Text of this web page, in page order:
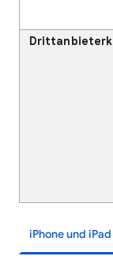
iPhone und iPad